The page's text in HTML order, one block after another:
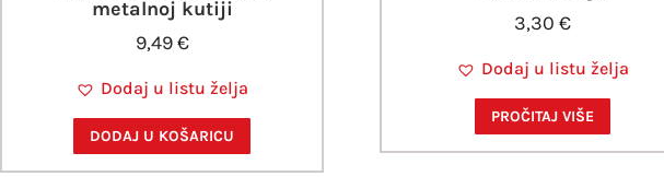
metalnoj kutiji
9,49€
Dodaj u listu želja
DODAJ U KOŠARICU
3,30 €
Dodaj u listu želja
PROČITAJ VIŠE